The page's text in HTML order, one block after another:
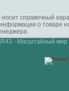
справочный
о
- Масштабный мир